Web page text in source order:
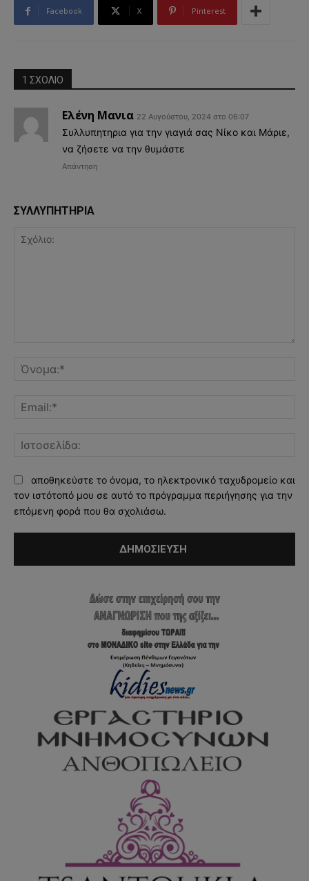
Facebook X Pinterest
1 ΣΧΟΛΙΟ
Ελένη Μανια 22 Αυγούστου, 2024 στο 06:07
Συλλυπητηρια για την γιαγιά σας Νίκο και Μάριε,
να ζήσετε να την θυμάστε
Απάντηση
ΣΥΛΛΥΠΗΤΗΡΙΑ
αποθηκεύστε το όνομα, το ηλεκτρονικό ταχυδρομείο και
τον ιστότοπό μου σε αυτό το πρόγραμμα περιήγησης για την
επόμενη φορά που θα σχολιάσω.